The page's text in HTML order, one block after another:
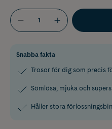
Snabba fakta
Trosor för dig som precis
Sömlösa, mjuka och
Håller stora